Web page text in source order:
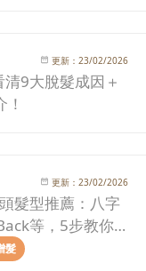
更新： 23/02/2026
9大脫髮成因＋
更新： 23/02/2026
髮型推薦：八字
等，5步教你
髮